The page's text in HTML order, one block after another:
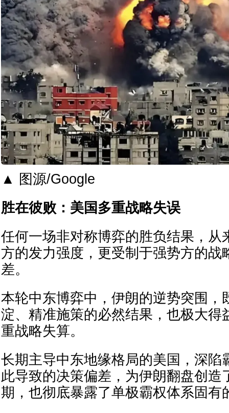
▲ 图源/Google
胜在彼败：美国多重战略失误
任何一场非对称博弈的胜负结果，从
方的发力强度，更受制于强势方的战
差。
本轮中东博弈中，伊朗的逆势突围，
淀、精准施策的必然结果，也极大得
重战略失算。
长期主导中东地缘格局的美国，深陷
此导致的决策偏差，为伊朗翻盘创造
期，也彻底暴露了单极霸权体系固有